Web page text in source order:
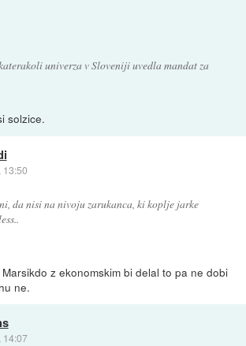
univerza v Sloveniji uvedla mandat za
solzice.
13:50
da nisi na nivoju zarukanca, ki koplje jarke
z ekonomskim bi delal to pa ne dobi
ne.
14:07